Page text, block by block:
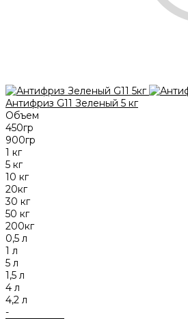
Антифриз G11 Зеленый 5 кг
Объем
450гр
900гр
1 кг
5 кг
10 кг
20кг
30 кг
50 кг
200кг
0,5 л
1 л
5 л
1,5 л
4 л
4,2 л
-